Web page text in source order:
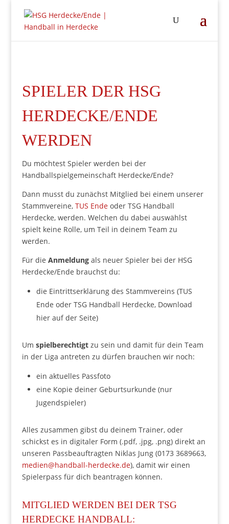
SPIELER DER HSG
HERDECKE/ENDE
WERDEN
Du möchtest Spieler werden bei der
Handballspielgemeinschaft Herdecke/Ende?
Dann musst du zunächst Mitglied bei einem unserer
Stammvereine, TUS Endeoder TSG Handball
Herdecke, werden. Welchen du dabei auswählst
spielt keine Rolle, um Teil in deinem Team zu
werden.
Für die Anmeldungals neuer Spieler bei der HSG
Herdecke/Ende brauchst du:
die Eintrittserklärung des Stammvereins (TUS
Ende oder TSG Handball Herdecke, Download
hier auf der Seite)
Um spielberechtigtzu sein und damit für dein Team
in der Liga antreten zu dürfen brauchen wir noch:
ein aktuelles Passfoto
eine Kopie deiner Geburtsurkunde (nur
Jugendspieler)
Alles zusammen gibst du deinem Trainer, oder
schickst es in digitaler Form (.pdf, .jpg, .png) direkt an
unseren Passbeauftragten Niklas Jung (0173 3689663,
medien@handball-herdecke.de), damit wir einen
Spielerpass für dich beantragen können.
MITGLIED WERDEN BEI DER TSG
HERDECKE HANDBALL: